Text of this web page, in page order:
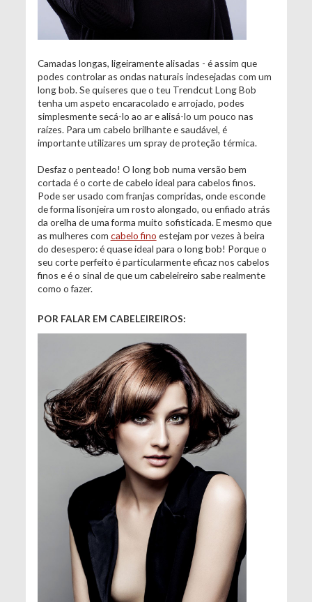
Camadas longas, ligeiramente alisadas - é assim que
podes controlar as ondas naturais indesejadas com um
long bob. Se quiseres que o teu Trendcut Long Bob
tenha um aspeto encaracolado e arrojado, podes
simplesmente secá-lo ao ar e alisá-lo um pouco nas
raízes. Para um cabelo brilhante e saudável, é
importante utilizares um spray de proteção térmica.
Desfaz o penteado! O long bob numa versão bem
cortada é o corte de cabelo ideal para cabelos finos.
Pode ser usado com franjas compridas, onde esconde
de forma lisonjeira um rosto alongado, ou enfiado atrás
da orelha de uma forma muito sofisticada. E mesmo que
as mulheres com cabelo fino estejam por vezes à beira
do desespero: é quase ideal para o long bob! Porque o
seu corte perfeito é particularmente eficaz nos cabelos
finos e é o sinal de que um cabeleireiro sabe realmente
como o fazer.
POR FALAR EM CABELEIREIROS: